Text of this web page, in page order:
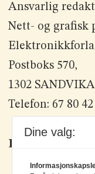
Ansvarlig
Nett- og grafisk
Postboks 570,
1302 SANDVIKA
Telefon: 67 80 42
Kontakt oss
Dine valg: